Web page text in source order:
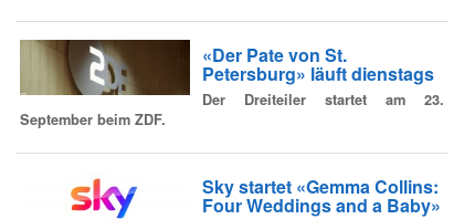
«Der Pate von St.
Petersburg» läuft dienstags
Der Dreiteiler startet am 23.
September beim ZDF.
Sky startet «Gemma Collins:
Four Weddings and a Baby»